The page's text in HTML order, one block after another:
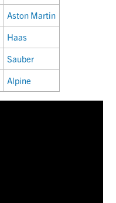
Aston Martin
Haas
Sauber
Alpine